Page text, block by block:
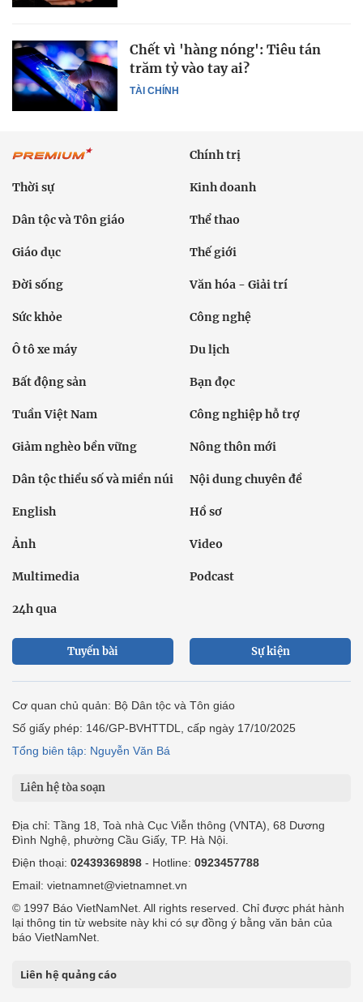
TÀI CHÍNH
Chết vì 'hàng nóng': Tiêu tán
trăm tỷ vào tay ai?
Chính trị
Thời sự Kinh doanh
Dân tộc và Tôn giáo Thể thao
Giáo dục Thế giới
Đời sống Văn hóa - Giải trí
Sức khỏe Công nghệ
Ô tô xe máy Du lịch
Bất động sản Bạn đọc
Tuần Việt Nam Công nghiệp hỗ trợ
Giảm nghèo bền vững Nông thôn mới
Dân tộc thiểu số và miền núi Nội dung chuyên đề
English Hồ sơ
Ảnh Video
Multimedia Podcast
24h qua
Tuyến bài Sự kiện
Cơ quan chủ quản: Bộ Dân tộc và Tôn giáo
Số giấy phép: 146/GP-BVHTTDL, cấp ngày 17/10/2025
Tổng biên tập: Nguyễn Văn Bá
Liên hệ tòa soạn
Địa chỉ: Tầng 18, Toà nhà Cục Viễn thông (VNTA), 68 Dương
Đình Nghệ, phường Cầu Giấy, TP. Hà Nội.
Điện thoại: 02439369898 - Hotline: 0923457788
Email: vietnamnet@vietnamnet.vn
© 1997 Báo VietNamNet. All rights reserved. Chỉ được phát hành
lại thông tin từ website này khi có sự đồng ý bằng văn bản của
báo VietNamNet.
Liên hệ quảng cáo